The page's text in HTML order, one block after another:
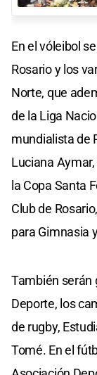
En el vóleibol
Rosario y los
Norte, que
de la Liga
mundialista de
Luciana
la Copa Santa
Club de
para Gimnasia
También serán
Deporte, los
de rugby,
Tomé. En el